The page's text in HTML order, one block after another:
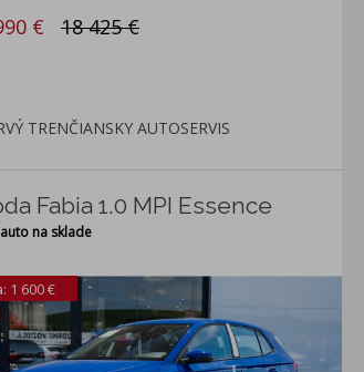
€ 18 425 €
TRENČIANSKY AUTOSERVIS
Fabia 1.0 MPI Essence
na sklade
1 600 €